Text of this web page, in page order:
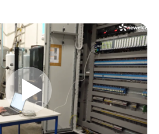
Démarrer